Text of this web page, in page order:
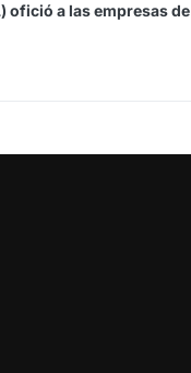
ofició a las empresas